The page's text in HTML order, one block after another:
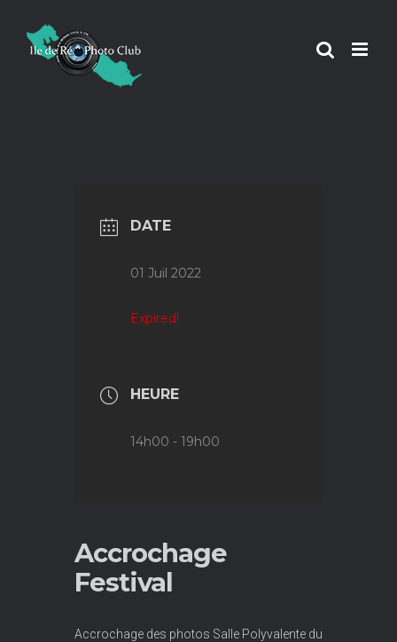
DATE
01 Juil 2022
Expired!
HEURE
14h00 - 19h00
Accrochage
Festival
Accrochage des photos Salle Polyvalente du